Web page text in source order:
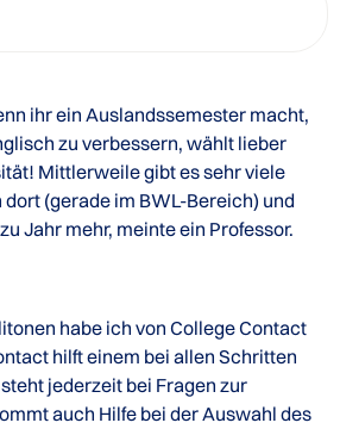
ihr ein Auslandssemester macht,
zu verbessern, wählt lieber
Mittlerweile gibt es sehr viele
(gerade im BWL-Bereich) und
Jahr mehr, meinte ein Professor.
habe ich von College Contact
hilft einem bei allen Schritten
jederzeit bei Fragen zur
auch Hilfe bei der Auswahl des